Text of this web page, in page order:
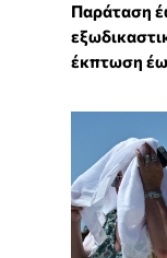
Παράταση
έκπτωση